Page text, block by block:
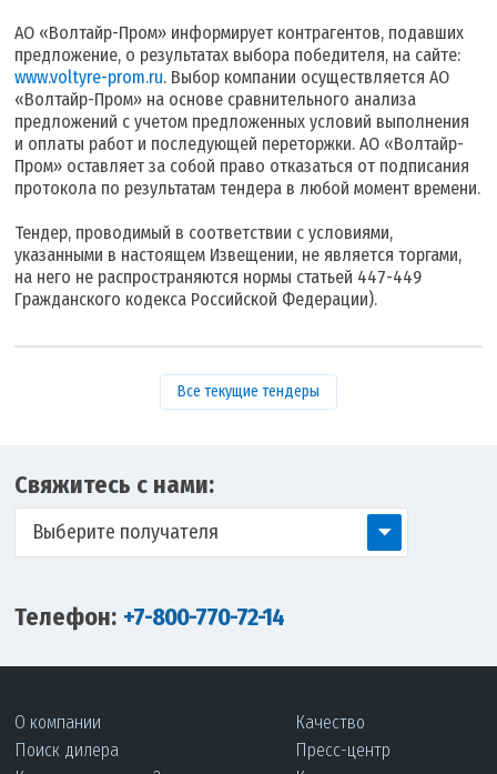
АО «Волтайр-Пром» информирует контрагентов, подавших
предложение, о результатах выбора победителя, на сайте:
www.voltyre-prom.ru. Выбор компании осуществляется АО
«Волтайр-Пром» на основе сравнительного анализа
предложений с учетом предложенных условий выполнения
и оплаты работ и последующей переторжки. АО «Волтайр-
Пром» оставляет за собой право отказаться от подписания
протокола по результатам тендера в любой момент времени.
Тендер, проводимый в соответствии с условиями,
указанными в настоящем Извещении, не является торгами,
на него не распространяются нормы статьей 447-449
Гражданского кодекса Российской Федерации).
Все текущие тендеры
Свяжитесь с нами:
Выберите получателя
Телефон: +7-800-770-72-14
О компании
Поиск дилера
Качество
Пресс-центр